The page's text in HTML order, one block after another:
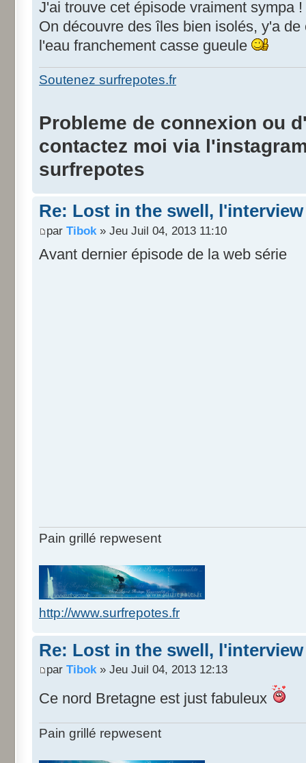
J'ai trouve cet épisode vraiment sympa !
On découvre des îles bien isolés, y'a
l'eau franchement casse gueule
Soutenez surfrepotes.fr
Probleme de connexion ou
contactez moi via
surfrepotes
Re: Lost in the swell, l'interview
par Tibok » Jeu Juil 04, 2013 11:10
Avant dernier épisode de la web série
Pain grillé repwesent
http://www.surfrepotes.fr
Re: Lost in the swell, l'interview
par Tibok» Jeu Juil 04, 2013 12:13
Ce nord Bretagne est just fabuleux
Pain grillé repwesent